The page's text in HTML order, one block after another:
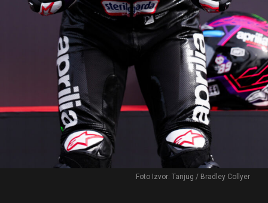
Foto Izvor: Tanjug / Bradley Collyer